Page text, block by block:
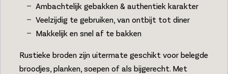
Ambachtelijk gebakken & authentiek karakter
Veelzijdig te gebruiken, van ontbijt tot diner
Makkelijk en snel af te bakken
Rustieke broden zijn uitermate geschikt voor belegde
broodjes, planken, soepen of als bijgerecht. Met